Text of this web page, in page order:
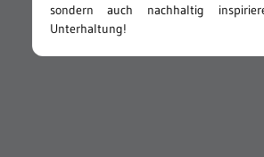
sondern auch nachhaltig
Unterhaltung!